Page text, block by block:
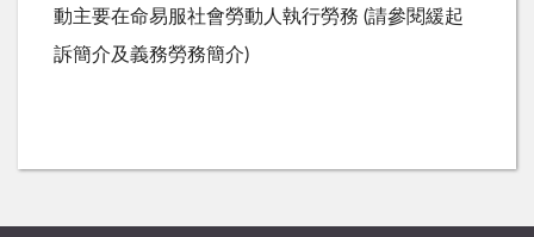
動主要在命易服社會勞動人執行勞務 (請參閱緩起
訴簡介及義務勞務簡介)